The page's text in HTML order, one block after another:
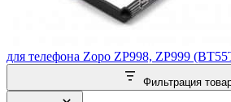
для телефона Zopo ZP998, ZP999
Фильтрация